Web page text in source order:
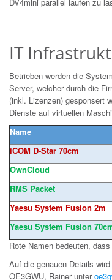
IT
Betrieben werden die
Server, welcher durch die
(inkl. Lizenzen) gesponsert
Dienste auf virtuellen
Name
iCOM D-Star 70cm
OwnCloud
RMS Packet
Yaesu System Fusion 2m
Yaesu System Fusion
Rote Namen bedeuten,
Auf die genauen Details
OE3GWU, Rainer unter